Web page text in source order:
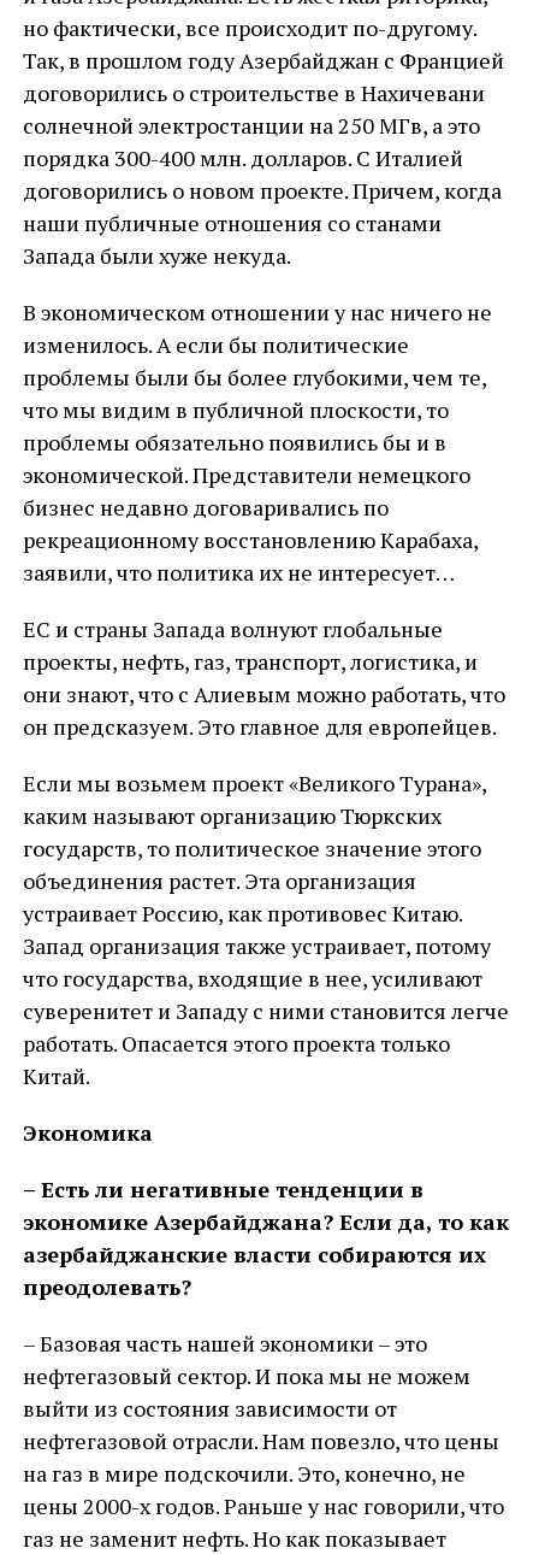
но фактически, все происходит по-другому.
Так, в прошлом году Азербайджан с Францией
договорились о строительстве в Нахичевани
солнечной электростанции на 250 МГв, а это
порядка 300-400 млн. долларов. С Италией
договорились о новом проекте. Причем, когда
наши публичные отношения со станами
Запада были хуже некуда.
В экономическом отношении у нас ничего не
изменилось. А если бы политические
проблемы были бы более глубокими, чем те,
что мы видим в публичной плоскости, то
проблемы обязательно появились бы и в
экономической. Представители немецкого
бизнес недавно договаривались по
рекреационному восстановлению Карабаха,
заявили, что политика их не интересует…
ЕС и страны Запада волнуют глобальные
проекты, нефть, газ, транспорт, логистика, и
они знают, что с Алиевым можно работать, что
он предсказуем. Это главное для европейцев.
Если мы возьмем проект «Великого Турана»,
каким называют организацию Тюркских
государств, то политическое значение этого
объединения растет. Эта организация
устраивает Россию, как противовес Китаю.
Запад организация также устраивает, потому
что государства, входящие в нее, усиливают
суверенитет и Западу с ними становится легче
работать. Опасается этого проекта только
Китай.
Экономика
– Есть ли негативные тенденции в
экономике Азербайджана? Если да, то как
азербайджанские власти собираются их
преодолевать?
– Базовая часть нашей экономики – это
нефтегазовый сектор. И пока мы не можем
выйти из состояния зависимости от
нефтегазовой отрасли. Нам повезло, что цены
на газ в мире подскочили. Это, конечно, не
цены 2000-х годов. Раньше у нас говорили, что
газ не заменит нефть. Но как показывает